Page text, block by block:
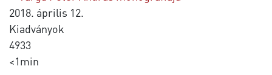
2018. április 12.
Kiadványok
4933
<1min